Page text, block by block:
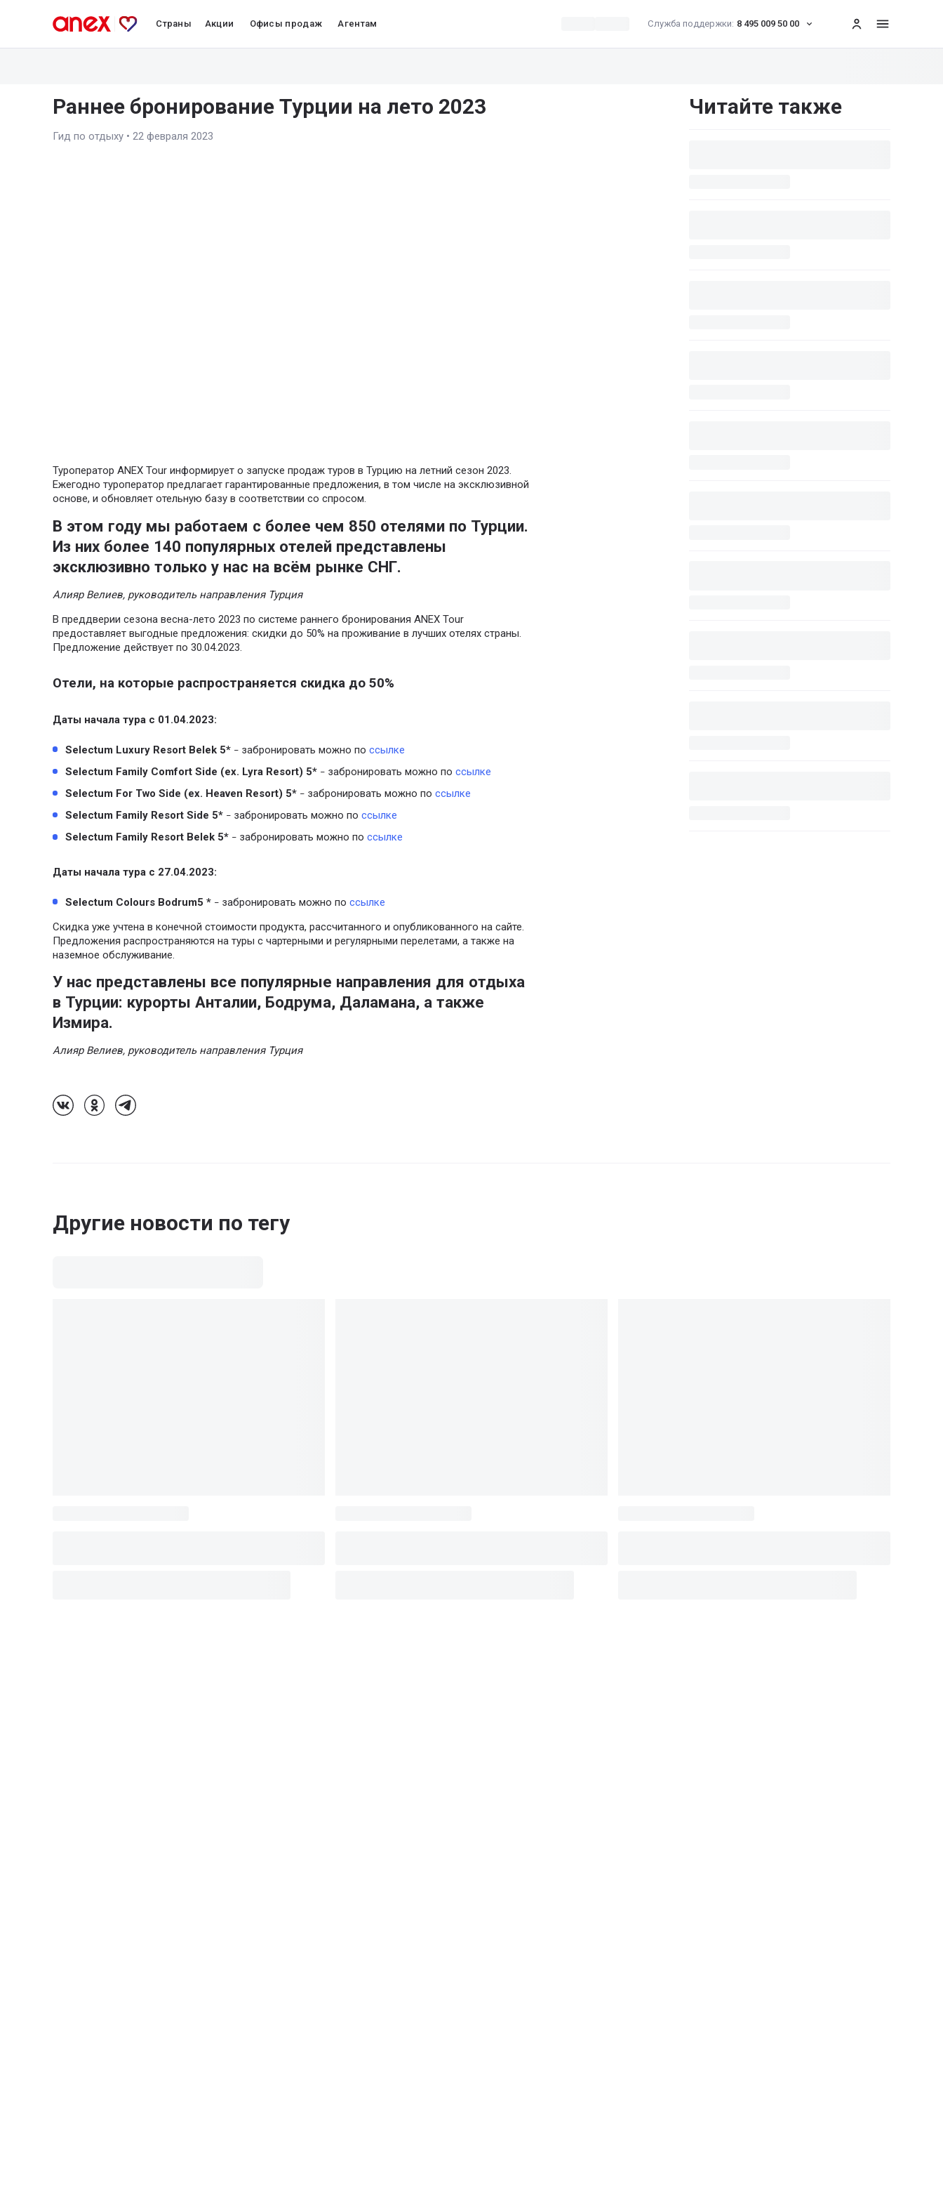
Страны Акции Офисы продаж Агентам Служба поддержки: 8 495 009 50 00 меню
Раннее бронирование Турции на лето 2023
Гид по отдыху• 22 февраля 2023
Туроператор ANEX Tour информирует о запуске продаж туров в Турцию на летний сезон 2023.
Ежегодно туроператор предлагает гарантированные предложения, в том числе на эксклюзивной
основе, и обновляет отельную базу в соответствии со спросом.
В этом году мы работаем с более чем 850 отелями по Турции.
Из них более 140 популярных отелей представлены
эксклюзивно только у нас на всём рынке СНГ.
Алияр Велиев, руководитель направления Турция
В преддверии сезона весна-лето 2023 по системе раннего бронирования ANEX Tour
предоставляет выгодные предложения: скидки до 50% на проживание в лучших отелях страны.
Предложение действует по 30.04.2023.
Отели, на которые распространяется скидка до 50%
Даты начала тура с 01.04.2023:
Selectum Luxury Resort Belek 5* – забронировать можно поссылке
Selectum Family Comfort Side (ex. Lyra Resort) 5* – забронировать можно поссылке
Selectum For Two Side (ex. Heaven Resort) 5* – забронировать можно поссылке
Selectum Family Resort Side 5* – забронировать можно поссылке
Selectum Family Resort Belek 5* – забронировать можно поссылке
Даты начала тура с 27.04.2023:
Selectum Colours Bodrum5 * – забронировать можно поссылке
Скидка уже учтена в конечной стоимости продукта, рассчитанного и опубликованного на сайте.
Предложения распространяются на туры с чартерными и регулярными перелетами, а также на
наземное обслуживание.
У нас представлены все популярные направления для отдыха
в Турции: курорты Анталии, Бодрума, Даламана, а также
Измира.
Алияр Велиев, руководитель направления Турция
Читайте также
Другие новости по тегу